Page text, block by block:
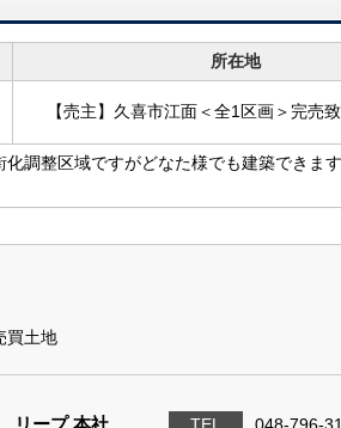
所在地
【売主】久喜市江面＜全1区画＞完売
化調整区域ですがどなた様でも建築でき
買土地
リープ 本社